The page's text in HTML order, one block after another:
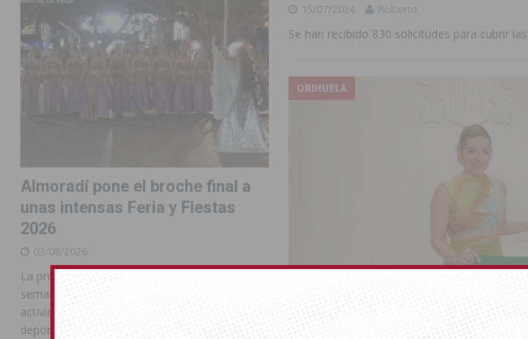
15/07/2024 Roberto
Se han recibido 830 solicitudes para cubrir
ORIHUELA
Almoradí pone el broche final a
unas intensas Feria y Fiestas
2026
03/08/2026
La programación reunió durante más de una
semana actos institucionales, conciertos,
actividades familiares, competiciones
deportivas y las celebraciones de Moros y